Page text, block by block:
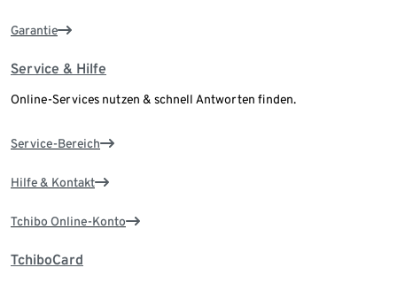
Garantie
Service & Hilfe
Online-Services nutzen & schnell Antworten finden.
Service-Bereich
Hilfe & Kontakt
Tchibo Online-Konto
TchiboCard